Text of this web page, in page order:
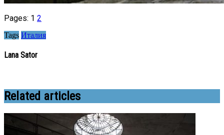
Pages: 1 2
Tags Италия
Lana Sator
Related articles